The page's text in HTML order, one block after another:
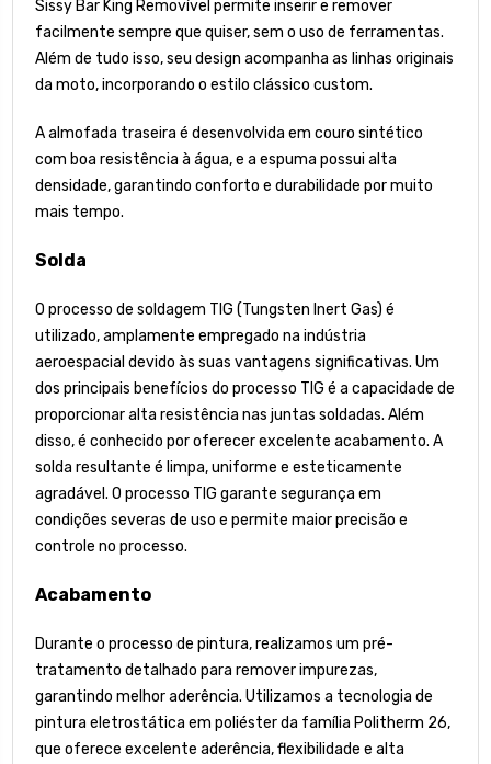
Sissy Bar King Removível permite inserir e remover
facilmente sempre que quiser, sem o uso de ferramentas.
Além de tudo isso, seu design acompanha as linhas originais
da moto, incorporando o estilo clássico custom.
A almofada traseira é desenvolvida em couro sintético
com boa resistência à água, e a espuma possui alta
densidade, garantindo conforto e durabilidade por muito
mais tempo.
Solda
O processo de soldagem TIG (Tungsten Inert Gas) é
utilizado, amplamente empregado na indústria
aeroespacial devido às suas vantagens significativas. Um
dos principais benefícios do processo TIG é a capacidade de
proporcionar alta resistência nas juntas soldadas. Além
disso, é conhecido por oferecer excelente acabamento. A
solda resultante é limpa, uniforme e esteticamente
agradável. O processo TIG garante segurança em
condições severas de uso e permite maior precisão e
controle no processo.
Acabamento
Durante o processo de pintura, realizamos um pré-
tratamento detalhado para remover impurezas,
garantindo melhor aderência. Utilizamos a tecnologia de
pintura eletrostática em poliéster da família Politherm 26,
que oferece excelente aderência, flexibilidade e alta